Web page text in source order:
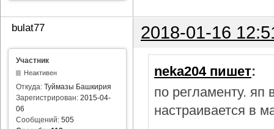
bulat77 2018-01-16
Участник
Неактивен
Откуда: Туймазы Башкирия
Зарегистрирован: 2015-04-
06
Сообщений: 505
neka204 пишет:
по регламенту.
настраивается в